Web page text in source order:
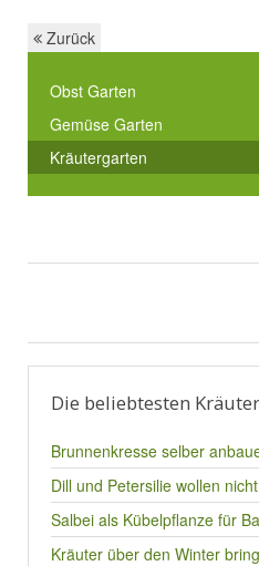
Zurück
Obst Garten
Gemüse Garten
Kräutergarten
Die beliebtesten
Brunnenkresse selber
Dill und Petersilie wollen
Salbei als Kübelpflanze für
Kräuter über den Winter